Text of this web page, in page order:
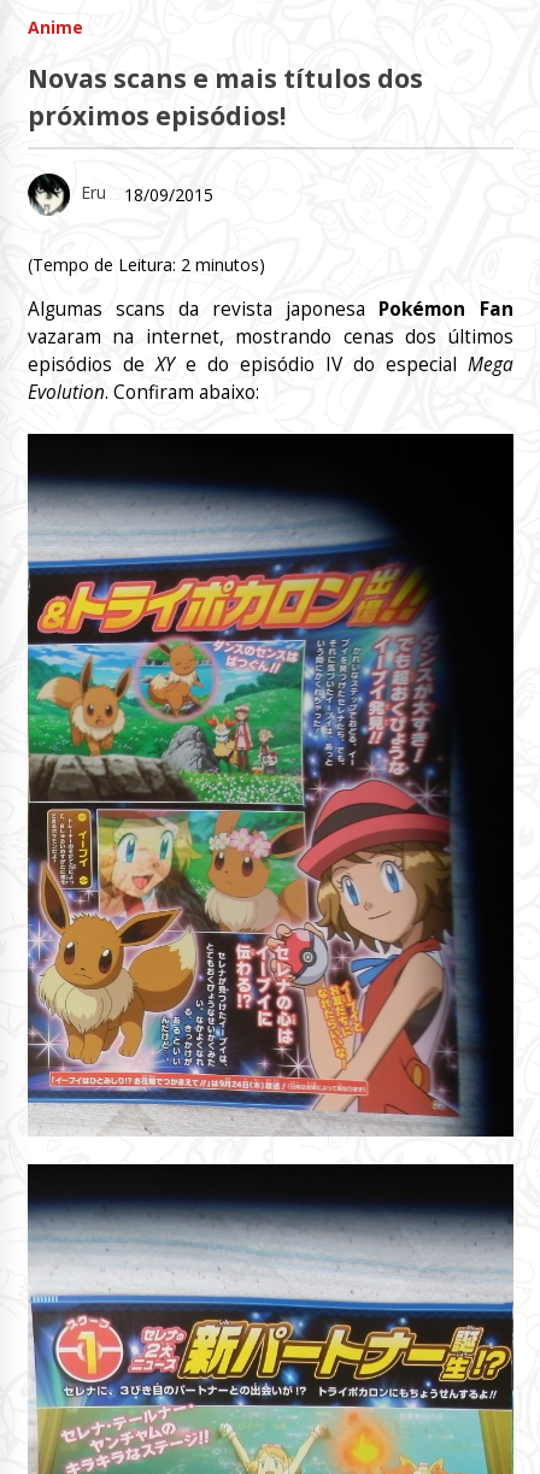
Anime
Novas scans e mais títulos dos
próximos episódios!
Eru 18/09/2015
(Tempo de Leitura: 2 minutos)
Algumas scans da revista japonesa Pokémon Fan
vazaram na internet, mostrando cenas dos últimos
episódios deXY e do episódio IV do especial Mega
Evolution. Confiram abaixo: